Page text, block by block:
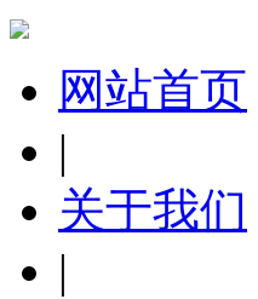
网站首页
|
关于我们
|